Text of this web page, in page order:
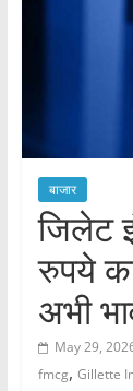
बाजार
जिलेट
रुपये
अभी
May 29,
fmcg, Gillette